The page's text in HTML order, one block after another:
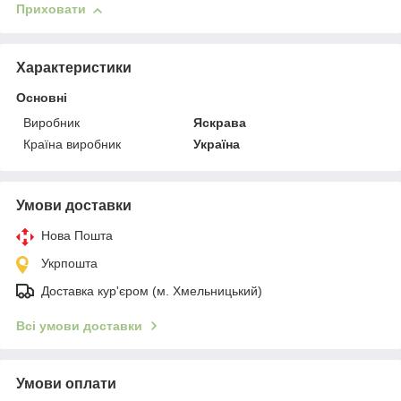
Приховати
Характеристики
Основні
Виробник
Яскрава
Країна виробник
Україна
Умови доставки
Нова Пошта
Укрпошта
Доставка кур'єром (м. Хмельницький)
Всі умови доставки
Умови оплати